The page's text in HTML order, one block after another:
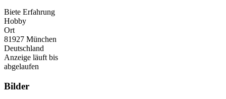
Biete Erfahrung
Hobby
Ort
81927 München
Deutschland
Anzeige läuft bis
abgelaufen
Bilder